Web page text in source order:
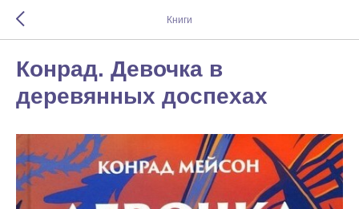
Книги
Конрад. Девочка в
деревянных доспехах